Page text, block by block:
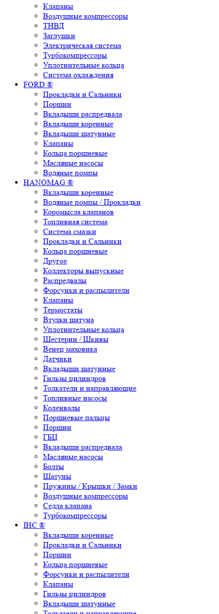
Клапаны
Воздушные компрессоры
ТНВД
Заглушки
Электрическая система
Турбокомпрессоры
Уплотнительные кольца
Система охлаждения
FORD ®
Прокладки и Сальники
Поршни
Вкладыши распредвала
Вкладыши коренные
Вкладыши шатунные
Клапаны
Кольца поршневые
Масляные насосы
Водяные помпы
HANOMAG ®
Вкладыши коренные
Водяные помпы / Прокладки
Коромысла клапанов
Топливная система
Система смазки
Прокладки и Сальники
Кольца поршневые
Другое
Коллекторы выпускные
Распредвалы
Форсунки и распылители
Клапаны
Термостаты
Втулки шатуна
Уплотнительные кольца
Шестерни / Шкивы
Венец маховика
Датчики
Вкладыши шатунные
Гильзы цилиндров
Толкатели и направляющие
Топливные насосы
Коленвалы
Поршневые пальцы
Поршни
ГБЦ
Вкладыши распредвала
Масляные насосы
Болты
Шатуны
Пружины / Крышки / Замки
Воздушные компрессоры
Седла клапана
Турбокомпрессоры
IHC ®
Вкладыши коренные
Прокладки и Сальники
Поршни
Кольца поршневые
Форсунки и распылители
Клапаны
Гильзы цилиндров
Вкладыши шатунные